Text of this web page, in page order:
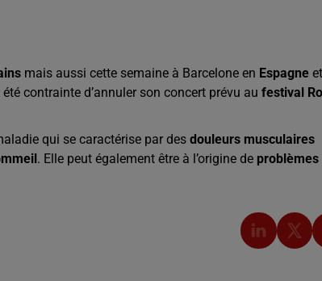
mais aussi cette semaine à Barcelone en Espagne
contrainte d’annuler son concert prévu au festival
qui se caractérise par des douleurs musculaires
. Elle peut également être à l’origine de problèmes